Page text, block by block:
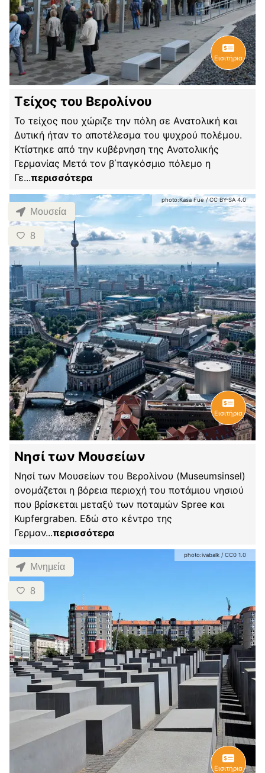
Εισιτήρια
Τείχος του Βερολίνου
Το τείχος που χώριζε την πόλη σε Ανατολική και
Δυτική ήταν το αποτέλεσμα του ψυχρού πολέμου.
Κτίστηκε από την κυβέρνηση της Ανατολικής
Γερμανίας Μετά τον β΄παγκόσμιο πόλεμο η
Γε...περισσότερα
photo:Kasa Fue /CC BY-SA 4.0
Μουσεία
8
Εισιτήρια
Νησί των Μουσείων
Νησί των Μουσείων του Βερολίνου (Museumsinsel)
ονομάζεται η βόρεια περιοχή του ποτάμιου νησιού
που βρίσκεται μεταξύ των ποταμών Spree και
Kupfergraben. Εδώ στο κέντρο της
Γερμαν...περισσότερα
photo:ivabalk / CC0 1.0
Μνημεία
8
Εισιτήρια